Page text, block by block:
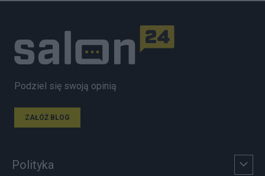
Podziel się swoją opinią
ZAŁÓŻ BLOG
Polityka